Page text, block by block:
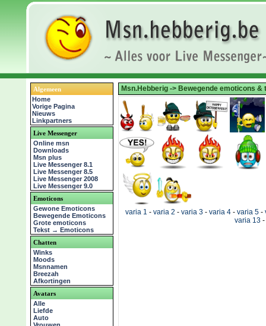
Algemeen
Home
Vorige Pagina
Nieuws
Linkpartners
Live Messenger
Online msn
Downloads
Msn plus
Live Messenger 8.1
Live Messenger 8.5
Live Messenger 2008
Live Messenger 9.0
Emoticons
Gewone Emoticons
Bewegende Emoticons
Grote emoticons
Tekst → Emoticons
Chatten
Winks
Moods
Msnnamen
Breezah
Afkortingen
Avatars
Alle
Liefde
Auto
Msn.Hebberig -> Bewegende emoticons
varia 1 - varia 2 - varia 3 - varia 4 - varia 5 -
varia 13 -